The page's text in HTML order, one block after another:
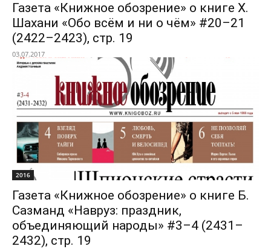
Газета «Книжное обозрение» о книге Х.
Шахани «Обо всём и ни о чём» #20–21
(2422–2423), стр. 19
03.07.2017
2016
Газета «Книжное обозрение» о книге Б.
Сазманд «Навруз: праздник,
объединяющий народы» #3–4 (2431–
2432), стр. 19